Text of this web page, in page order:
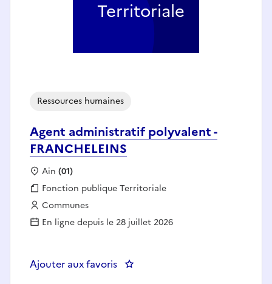
Agent administratif polyvalent -
FRANCHELEINS
Ressources humaines
Localisation :
Ain (01)
Fonction publique :
Fonction publique Territoriale
Employeur :
Communes
En ligne depuis le 28 juillet 2026
Ajouter aux favoris : Agent administratif polyvalent
Territoriale